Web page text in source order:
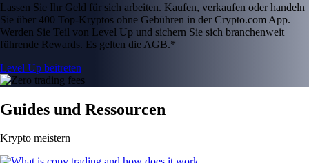
Lassen Sie Ihr Geld für sich arbeiten. Kaufen, verkaufen oder handeln
Sie über 400 Top-Kryptos ohne Gebühren in der Crypto.com App.
Werden Sie Teil von Level Up und sichern Sie sich branchenweit
führende Rewards. Es gelten die AGB.*
Level Up beitreten
Guides und Ressourcen
Krypto meistern